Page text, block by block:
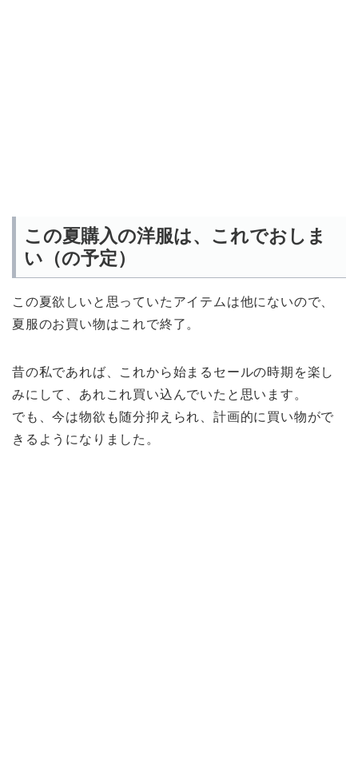
この夏購入の洋服は、これでおしま
い（の予定）
この夏欲しいと思っていたアイテムは他にないので、
夏服のお買い物はこれで終了。
昔の私であれば、これから始まるセールの時期を楽し
みにして、あれこれ買い込んでいたと思います。
でも、今は物欲も随分抑えられ、計画的に買い物がで
きるようになりました。